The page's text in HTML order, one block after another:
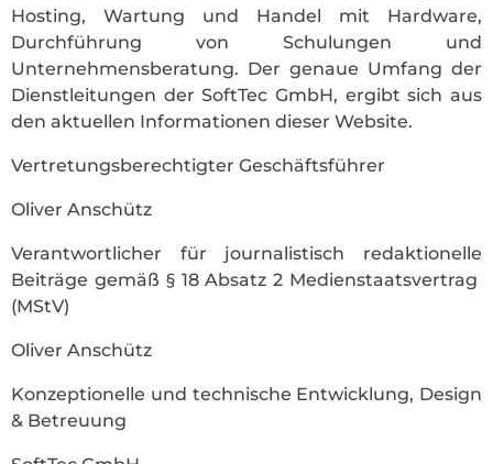
Hosting, Wartung und Handel mit Hardware,
Durchführung von Schulungen und
Unternehmensberatung. Der genaue Umfang der
Dienstleitungen der SoftTec GmbH, ergibt sich aus
den aktuellen Informationen dieser Website.
Vertretungsberechtigter Geschäftsführer
Oliver Anschütz
Verantwortlicher für journalistisch redaktionelle
Beiträge gemäß § 18 Absatz 2 Medienstaatsvertrag
(MStV)
Oliver Anschütz
Konzeptionelle und technische Entwicklung, Design
& Betreuung